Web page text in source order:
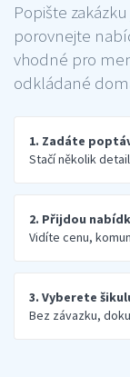
Popište
porovnejte
vhodné pro
odkládané
1. Zadáte
Stačí několik
2. Přijdou
Vidíte cenu,
3. Vyberete
Bez závazku,